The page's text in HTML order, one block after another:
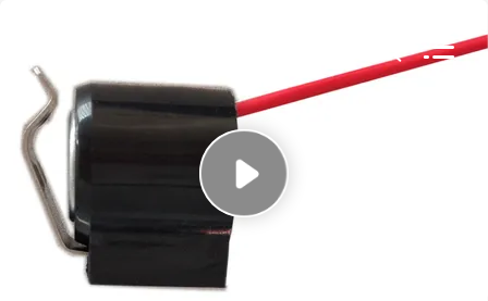
CASA
PRODOTTI
VIDEO
Rights
Reserved.